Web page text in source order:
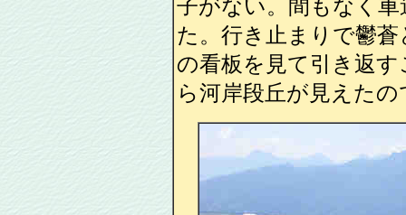
子がない。間もなく
た。行き止まりで鬱
の看板を見て引き返
ら河岸段丘が見えた